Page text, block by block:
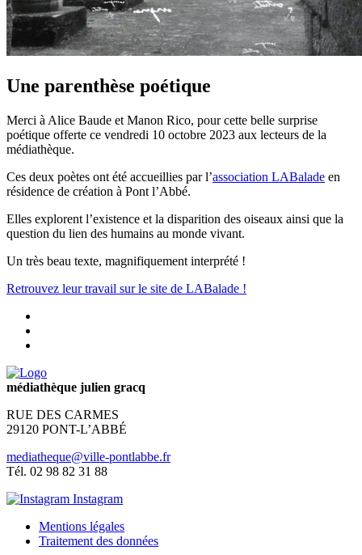
Une parenthèse poétique
Merci à Alice Baude et Manon Rico, pour cette belle surprise
poétique offerte ce vendredi 10 octobre 2023 aux lecteurs de la
médiathèque.
Ces deux poètes ont été accueillies par l’association LABalade en
résidence de création à Pont l’Abbé.
Elles explorent l’existence et la disparition des oiseaux ainsi que la
question du lien des humains au monde vivant.
Un très beau texte, magnifiquement interprété !
Retrouvez leur travail sur le site de LABalade !
médiathèque julien gracq
RUE DES CARMES
29120 PONT-L’ABBÉ
mediatheque@ville-pontlabbe.fr
Tél. 02 98 82 31 88
Instagram
Mentions légales
Traitement des données